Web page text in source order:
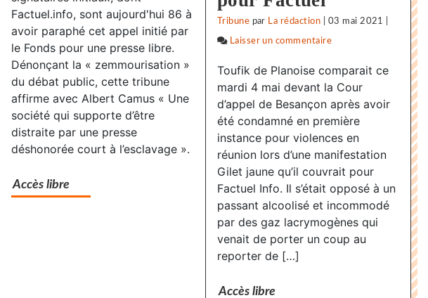
l’extrême-
droite
:
des
associations
populaire
Factuel.info, sont aujourd'hui 86 à
avoir paraphé cet appel initié par
le Fonds pour une presse libre.
Dénonçant la « zemmourisation »
du débat public, cette tribune
affirme avec Albert Camus « Une
société qui supporte d’être
distraite par une presse
déshonorée court à l’esclavage ».
Accès libre
Tribune par La rédaction 03 mai 2021
Laisser un commentaire
face
l’extrême-
droite
:
des
associations
jurassiennes
d’éducation
Toufik de Planoise comparait ce
mardi 4 mai devant la Cour
d’appel de Besançon après avoir
été condamné en première
instance pour violences en
réunion lors d’une manifestation
Gilet jaune qu’il couvrait pour
Factuel Info. Il s’était opposé à un
passant alcoolisé et incommodé
par des gaz lacrymogènes qui
venait de porter un coup au
reporter de […]
Accès libre